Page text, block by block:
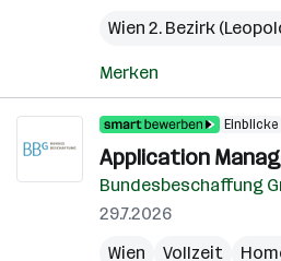
Wien 2. Bezirk
Merken
Einblicke
Application
Bundesbeschaffung
29.7.2026
Wien
Vollzeit